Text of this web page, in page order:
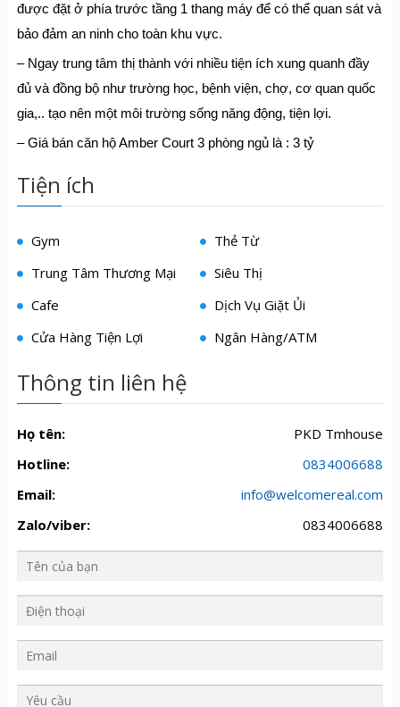
được đặt ở phía trước tầng 1 thang máy để có thể quan sát và
bảo đảm an ninh cho toàn khu vực.
– Ngay trung tâm thị thành với nhiều tiện ích xung quanh đầy
đủ và đồng bộ như trường học, bệnh viện, chợ, cơ quan quốc
gia,.. tạo nên một môi trường sống năng động, tiện lợi.
– Giá bán căn hộ Amber Court 3 phòng ngủ là : 3 tỷ
Tiện ích
Gym
Thẻ Từ
Trung Tâm Thương Mại
Siêu Thị
Cafe
Dịch Vụ Giặt Ủi
Cửa Hàng Tiện Lợi
Ngân Hàng/ATM
Thông tin liên hệ
Họ tên:
PKD Tmhouse
Hotline:
0834006688
Email:
info@welcomereal.com
Zalo/viber:
0834006688